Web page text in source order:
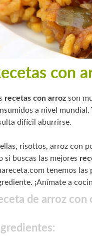
con
recetas con arrozson
a nivel
difícil aburrirse.
risottos, arroz con
si buscas las mejores
tenemos las
¡Anímate a
de arroz con